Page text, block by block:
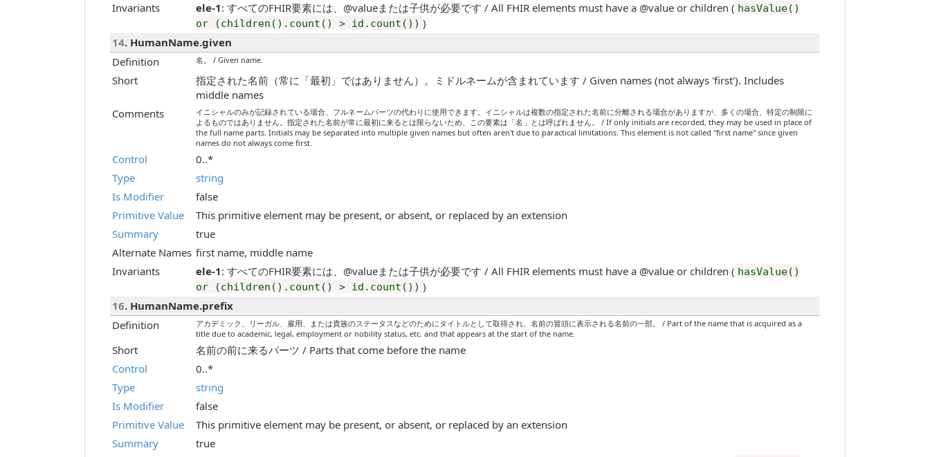
Invariants
ele-1: すべてのFHIR要素には、@valueまたは子供が必要です / All FHIR elements must have a @value or children ( hasValue()
or (children().count() > id.count()) )
14. HumanName.given
Definition
名。 / Given name.
Short
指定された名前（常に「最初」ではありません）。ミドルネームが含まれています / Given names (not always 'first'). Includes
middle names
Comments
イニシャルのみが記録されている場合、フルネームパーツの代わりに使用できます。イニシャルは複数の指定された名前に分離される場合がありますが、多くの場合、特定の制限に
よるものではありません。指定された名前が常に最初に来るとは限らないため、この要素は「名」とは呼ばれません。 / If only initials are recorded, they may be used in place of
the full name parts. Initials may be separated into multiple given names but often aren't due to paractical limitations. This element is not called "first name" since given
names do not always come first.
Control
0..*
Type
string
Is Modifier
false
Primitive Value
This primitive element may be present, or absent, or replaced by an extension
Summary
true
Alternate Names first name, middle name
Invariants
ele-1: すべてのFHIR要素には、@valueまたは子供が必要です / All FHIR elements must have a @value or children ( hasValue()
or (children().count() > id.count()) )
16. HumanName.prefix
Definition
アカデミック、リーガル、雇用、または貴族のステータスなどのためにタイトルとして取得され、名前の冒頭に表示される名前の一部。 / Part of the name that is acquired as a
title due to academic, legal, employment or nobility status, etc. and that appears at the start of the name.
Short
名前の前に来るパーツ / Parts that come before the name
Control
0..*
Type
string
Is Modifier
false
Primitive Value
This primitive element may be present, or absent, or replaced by an extension
Summary
true